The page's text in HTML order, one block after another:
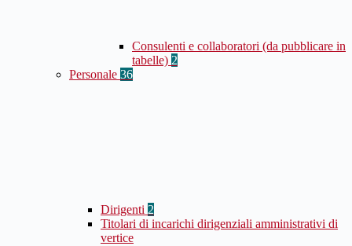
Consulenti e collaboratori (da pubblicare in
tabelle) 2
Personale 36
Dirigenti 2
Titolari di incarichi dirigenziali amministrativi di
vertice